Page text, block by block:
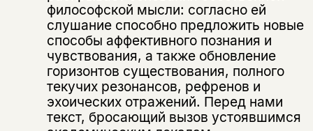
философской мысли: согласно ей
слушание способно предложить новые
способы аффективного познания и
чувствования, а также обновление
горизонтов cуществования, полного
текучих резонансов, рефренов и
эхоических отражений. Перед нами
текст, бросающий вызов устоявшимся
Раз в неделю мы отправляем рассылку
о книгах и событиях «НЛО».
За подписку дарим промокод на
скидку 15%
Вы можете подписаться на
уведомления, и при поступлении книги
на склад получить письмо на указанный
электронный адрес.
Эта книга
не предназначена для
несовершеннолетних